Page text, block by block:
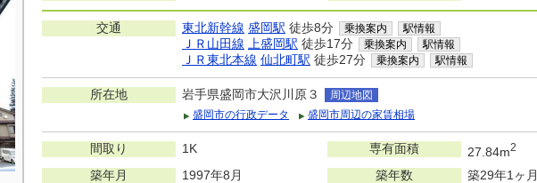
交通 東北新幹線 盛岡駅 徒歩8分 乗換案内 駅情報
ＪＲ山田線 上盛岡駅 徒歩17分 乗換案内 駅情報
ＪＲ東北本線 仙北町駅 徒歩27分 乗換案内 駅情報
所在地 岩手県盛岡市大沢川原３
周辺地図
盛岡市の行政データ
盛岡市周辺の家賃相場
間取り 1K 専有面積 27.84m2
築年月 1997年8月 築年数 築29年1ヶ月